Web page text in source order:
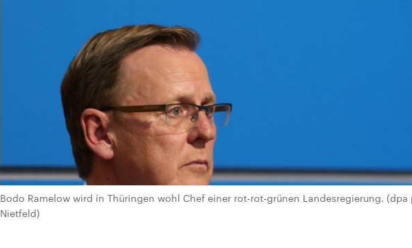
Bodo Ramelow wird in Thüringen wohl Chef einer rot-rot-grünen Landesregierung.
Nietfeld)